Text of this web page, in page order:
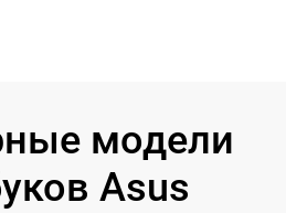
модели
Asus